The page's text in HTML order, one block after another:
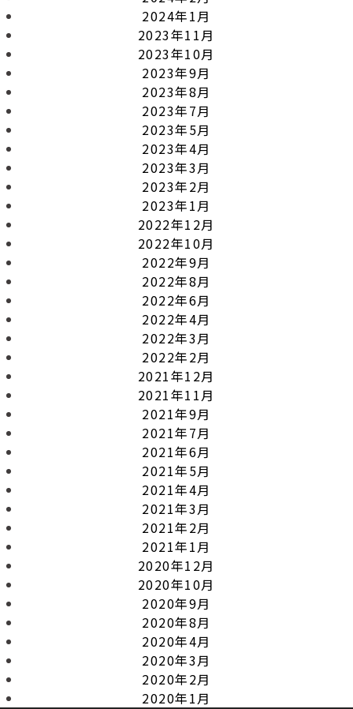
2024年1月
2023年11月
2023年10月
2023年9月
2023年8月
2023年7月
2023年5月
2023年4月
2023年3月
2023年2月
2023年1月
2022年12月
2022年10月
2022年9月
2022年8月
2022年6月
2022年4月
2022年3月
2022年2月
2021年12月
2021年11月
2021年9月
2021年7月
2021年6月
2021年5月
2021年4月
2021年3月
2021年2月
2021年1月
2020年12月
2020年10月
2020年9月
2020年8月
2020年4月
2020年3月
2020年2月
2020年1月